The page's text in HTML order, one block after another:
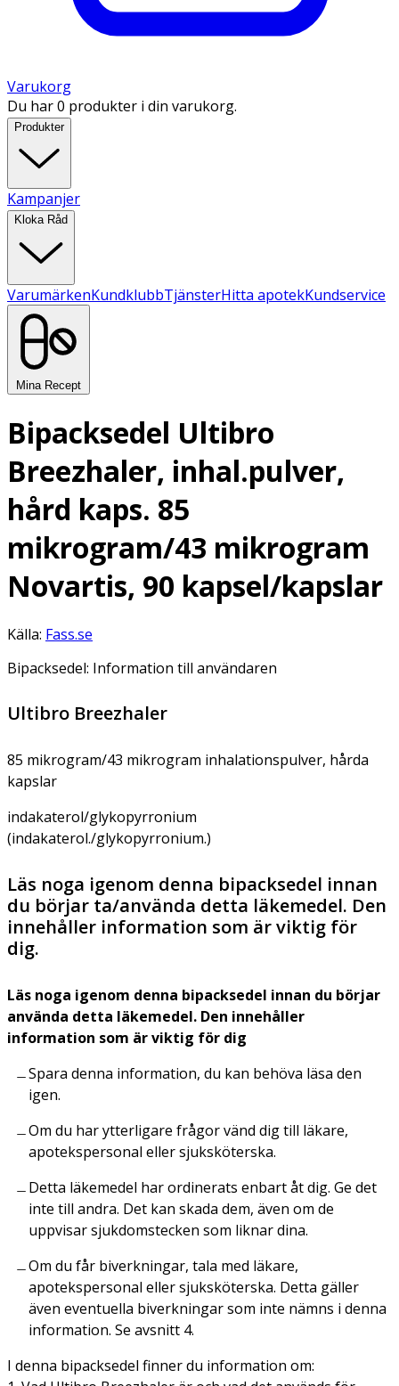
Varukorg
Du har 0 produkter i din varukorg.
Produkter
Kampanjer
Kloka Råd
VarumärkenKundklubbTjänsterHitta apotekKundservice
Mina Recept
Bipacksedel Ultibro
Breezhaler, inhal.pulver,
hård kaps. 85
mikrogram/43 mikrogram
Novartis, 90 kapsel/kapslar
Källa: Fass.se
Bipacksedel: Information till användaren
Ultibro Breezhaler
85 mikrogram/43 mikrogram inhalationspulver, hårda
kapslar
indakaterol/glykopyrronium
(indakaterol./glykopyrronium.)
Läs noga igenom denna bipacksedel innan
du börjar ta/använda detta läkemedel. Den
innehåller information som är viktig för
dig.
Läs noga igenom denna bipacksedel innan du börjar
använda detta läkemedel. Den innehåller
information som är viktig för dig
Spara denna information, du kan behöva läsa den
igen.
Om du har ytterligare frågor vänd dig till läkare,
apotekspersonal eller sjuksköterska.
Detta läkemedel har ordinerats enbart åt dig. Ge det
inte till andra. Det kan skada dem, även om de
uppvisar sjukdomstecken som liknar dina.
Om du får biverkningar, tala med läkare,
apotekspersonal eller sjuksköterska. Detta gäller
även eventuella biverkningar som inte nämns i denna
information. Se avsnitt 4.
I denna bipacksedel finner du information om: